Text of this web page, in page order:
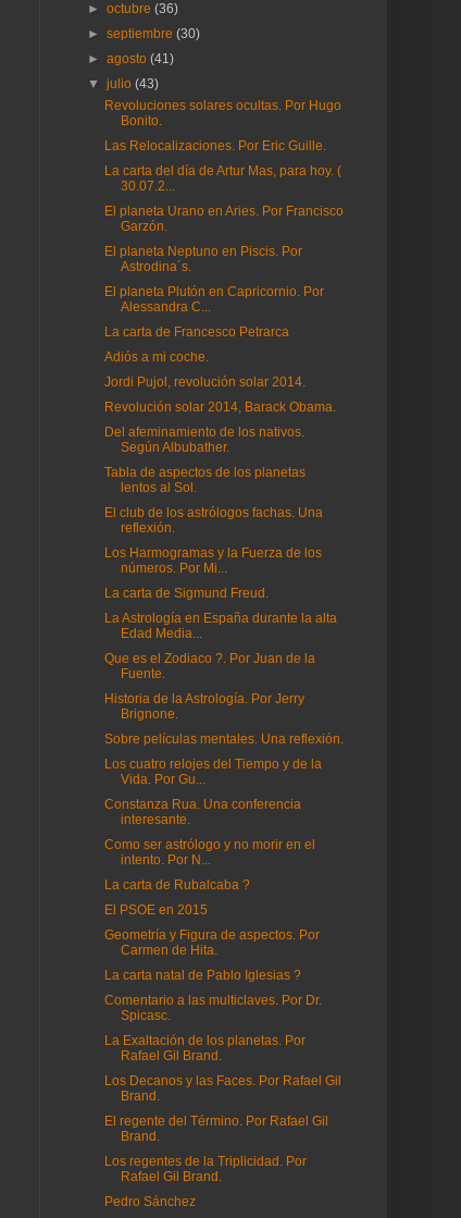
►octubre(36)
►septiembre(30)
►agosto(41)
▼julio(43)
Revoluciones solares ocultas. Por Hugo
Bonito.
Las Relocalizaciones. Por Eric Guille.
La carta del día de Artur Mas, para hoy. (
30.07.2...
El planeta Urano en Aries. Por Francisco
Garzón.
El planeta Neptuno en Piscis. Por
Astrodina´s.
El planeta Plutón en Capricornio. Por
Alessandra C...
La carta de Francesco Petrarca
Adiós a mi coche.
Jordi Pujol, revolución solar 2014.
Revolución solar 2014, Barack Obama.
Del afeminamiento de los nativos.
Según Albubather.
Tabla de aspectos de los planetas
lentos al Sol.
El club de los astrólogos fachas. Una
reflexión.
Los Harmogramas y la Fuerza de los
números. Por Mi...
La carta de Sigmund Freud.
La Astrología en España durante la alta
Edad Media...
Que es el Zodiaco ?. Por Juan de la
Fuente.
Historia de la Astrología. Por Jerry
Brignone.
Sobre películas mentales. Una reflexión.
Los cuatro relojes del Tiempo y de la
Vida. Por Gu...
Constanza Rua. Una conferencia
interesante.
Como ser astrólogo y no morir en el
intento. Por N...
La carta de Rubalcaba ?
El PSOE en 2015
Geometría y Figura de aspectos. Por
Carmen de Hita.
La carta natal de Pablo Iglesias ?
Comentario a las multiclaves. Por Dr.
Spicasc.
La Exaltación de los planetas. Por
Rafael Gil Brand.
Los Decanos y las Faces. Por Rafael Gil
Brand.
El regente del Término. Por Rafael Gil
Brand.
Los regentes de la Triplicidad. Por
Rafael Gil Brand.
Pedro Sánchez